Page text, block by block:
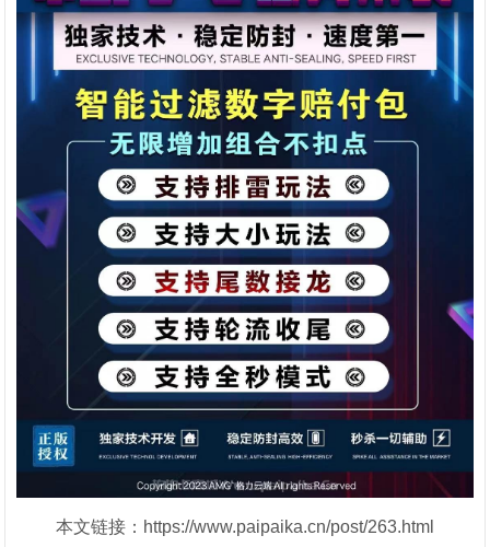
本文链接：https://www.paipaika.cn/post/263.html